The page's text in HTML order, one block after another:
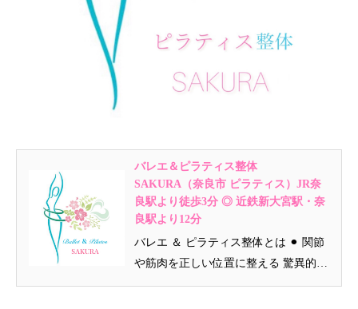
バレエ＆ピラティス整体
SAKURA（奈良市 ピラティス）JR奈
良駅より徒歩3分 ◎ 近鉄新大宮駅・奈
良駅より12分
バレエ ＆ ピラティス整体とは ⚫︎ 関節
や筋肉を正しい位置に整える 驚異的な
ボディーバランスを何時間もキープ出